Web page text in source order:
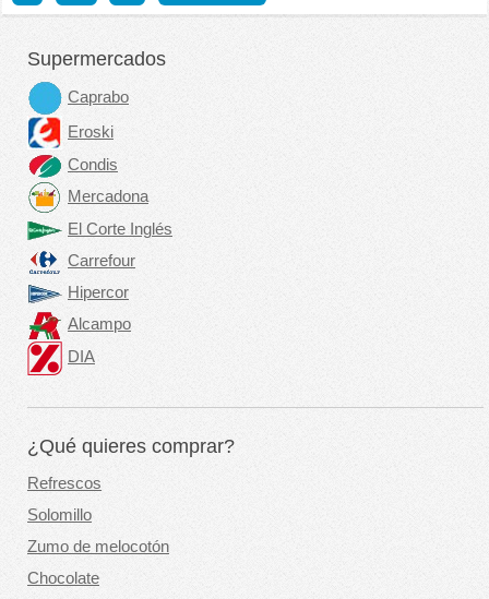
Supermercados
Caprabo
Eroski
Condis
Mercadona
El Corte Inglés
Carrefour
Hipercor
Alcampo
DIA
¿Qué quieres comprar?
Refrescos
Solomillo
Zumo de melocotón
Chocolate